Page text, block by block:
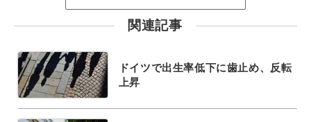
関連記事
ドイツで出生率低下に歯止め、反転
上昇